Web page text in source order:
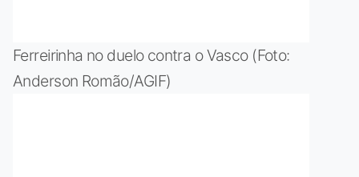
Ferreirinha no duelo contra o Vasco (Foto:
Anderson Romão/AGIF)